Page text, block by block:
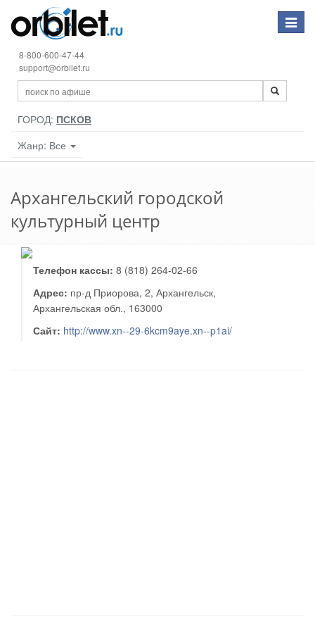
Toggle
8-800-600-47-44
support@orbilet.ru
ГОРОД: ПСКОВ
Жанр: Все
Архангельский городской
культурный центр
Телефон кассы: 8 (818) 264-02-66
Адрес: пр-д Приорова, 2, Архангельск,
Архангельская обл., 163000
Сайт: http://www.xn--29-6kcm9aye.xn--p1ai/